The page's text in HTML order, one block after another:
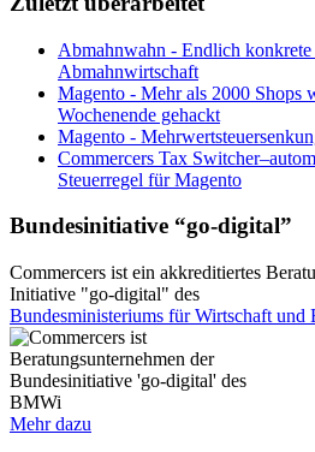
Abmahnwahn - Endlich konkrete
Abmahnwirtschaft
Magento - Mehr als 2000 Shops
Wochenende gehackt
Magento -
Commercers Tax
Steuerregel für Magento
Bundesinitiative “go-digital”
Commercers ist ein akkreditiertes
Initiative "go-digital" des
Bundesministeriums für Wirtschaft und
Mehr dazu